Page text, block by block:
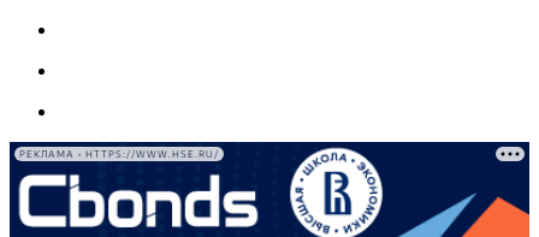
РЕКЛАМА • HTTPS://WWW.HSE.RU/